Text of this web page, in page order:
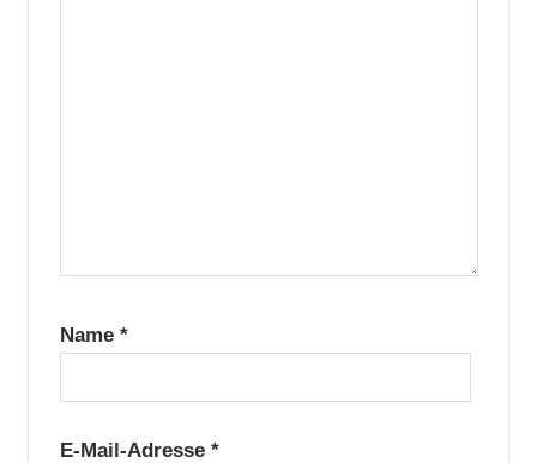
Name *
E-Mail-Adresse *